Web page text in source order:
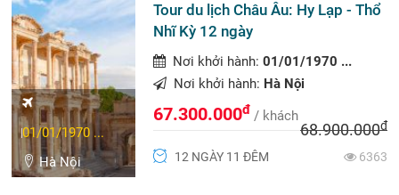
01/01/1970 ...
Hà Nội
Tour du lịch Châu Âu: Hy Lạp - Thổ
Nhĩ Kỳ 12 ngày
Nơi khởi hành:01/01/1970 ...
Nơi khởi hành: Hà Nội
67.300.000đ / khách
68.900.000đ
12 NGÀY 11 ĐÊM 6363